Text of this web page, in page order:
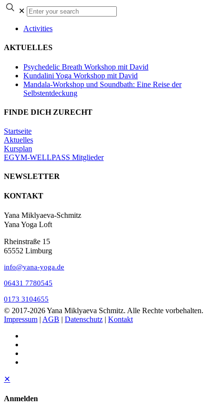
✕
Enter
your
Activities
AKTUELLES
Psychedelic Breath Workshop mit David
Kundalini Yoga Workshop mit David
Mandala-Workshop und Soundbath: Eine Reise der
Selbstentdeckung
FINDE DICH ZURECHT
Startseite
Aktuelles
Kursplan
EGYM-WELLPASS Mitglieder
NEWSLETTER
KONTAKT
Yana Miklyaeva-Schmitz
Yana Yoga Loft
Rheinstraße 15
65552 Limburg
info@yana-yoga.de
06431 7780545
0173 3104655
© 2017-2026 Yana Miklyaeva Schmitz. Alle Rechte vorbehalten.
Impressum | AGB | Datenschutz | Kontakt
✕
Anmelden